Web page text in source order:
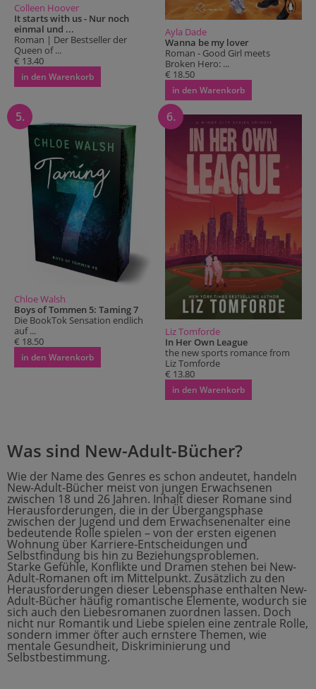
Colleen Hoover
It starts with us - Nur noch
einmal und ...
Roman | Der Bestseller der
Queen of ...
€ 13.40
in den Warenkorb
Ayla Dade
Wanna be my lover
Roman - Good Girl meets
Broken Hero: ...
€ 18.50
in den Warenkorb
5.
Chloe Walsh
Boys of Tommen 5: Taming 7
Die BookTok Sensation endlich
auf ...
€ 18.50
in den Warenkorb
6.
Liz Tomforde
In Her Own League
the new sports romance from
Liz Tomforde
€ 13.80
in den Warenkorb
Was sind New-Adult-Bücher?
Wie der Name des Genres es schon andeutet, handeln
New-Adult-Bücher meist von jungen Erwachsenen
zwischen 18 und 26 Jahren. Inhalt dieser Romane sind
Herausforderungen, die in der Übergangsphase
zwischen der Jugend und dem Erwachsenenalter eine
bedeutende Rolle spielen – von der ersten eigenen
Wohnung über Karriere-Entscheidungen und
Selbstfindung bis hin zu Beziehungsproblemen.
Starke Gefühle, Konflikte und Dramen stehen bei New-
Adult-Romanen oft im Mittelpunkt. Zusätzlich zu den
Herausforderungen dieser Lebensphase enthalten New-
Adult-Bücher häufig romantische Elemente, wodurch sie
sich auch den Liebesromanen zuordnen lassen. Doch
nicht nur Romantik und Liebe spielen eine zentrale Rolle,
sondern immer öfter auch ernstere Themen, wie
mentale Gesundheit, Diskriminierung und
Selbstbestimmung.